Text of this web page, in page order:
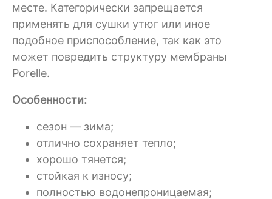
месте. Категорически запрещается
применять для сушки утюг или иное
подобное приспособление, так как это
может повредить структуру мембраны
Porelle.
Особенности:
сезон — зима;
отлично сохраняет тепло;
хорошо тянется;
стойкая к износу;
полностью водонепроницаемая;